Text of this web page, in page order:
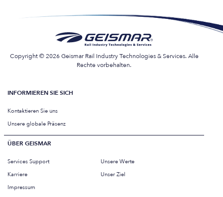
Copyright © 2026 Geismar Rail Industry Technologies & Services. Alle
Rechte vorbehalten.
INFORMIEREN SIE SICH
Kontaktieren Sie uns
Unsere globale Präsenz
ÜBER GEISMAR
Services Support
Unsere Werte
Karriere
Unser Ziel
Impressum